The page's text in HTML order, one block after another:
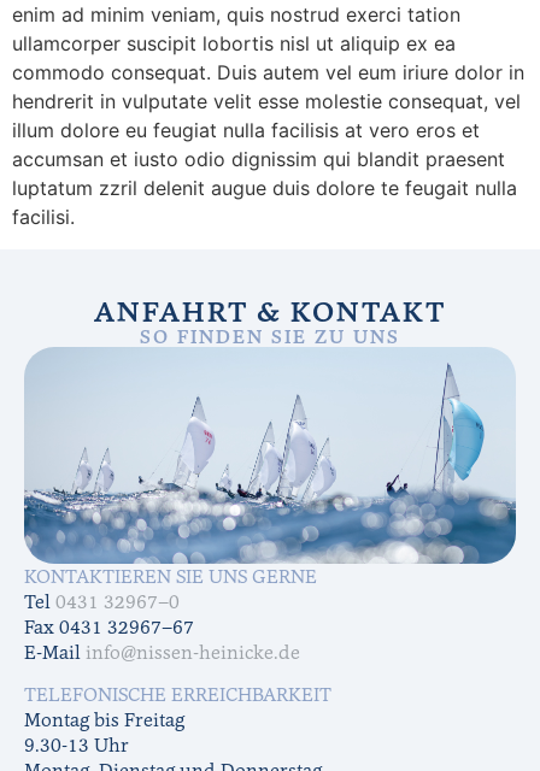
enim ad minim veniam, quis nostrud exerci tation
ullamcorper suscipit lobortis nisl ut aliquip ex ea
commodo consequat. Duis autem vel eum iriure dolor in
hendrerit in vulputate velit esse molestie consequat, vel
illum dolore eu feugiat nulla facilisis at vero eros et
accumsan et iusto odio dignissim qui blandit praesent
luptatum zzril delenit augue duis dolore te feugait nulla
facilisi.
ANFAHRT & KONTAKT
SO FINDEN SIE ZU UNS
KONTAKTIEREN SIE UNS GERNE
Tel0431 32967–0
Fax 0431 32967–67
E-Mailinfo@nissen-heinicke.de
TELEFONISCHE ERREICHBARKEIT
Montag bis Freitag
9.30-13 Uhr